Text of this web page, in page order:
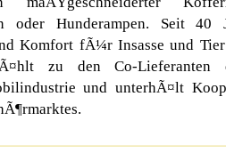
oder Hunderampen. Seit 40
Komfort fÃ¼r Insasse und
zu den Co-Lieferanten
und unterhÃ¤lt